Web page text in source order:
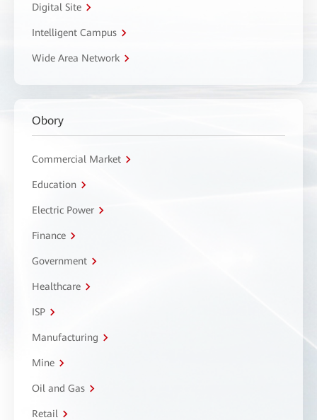
Digital Site
Intelligent Campus
Wide Area Network
Obory
Commercial Market
Education
Electric Power
Finance
Government
Healthcare
ISP
Manufacturing
Mine
Oil and Gas
Retail